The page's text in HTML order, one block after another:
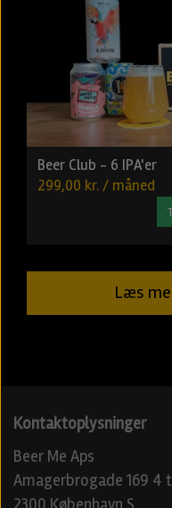
Beer Club - 6 IPA'er
299,00 kr. / måned
Læs
Kontaktoplysninger
Beer Me Aps
Amagerbrogade 169 4